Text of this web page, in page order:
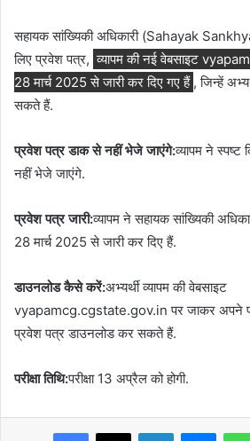
सहायक सांख्यिकी अधिकारी (Sahayak
लिए प्रवेश पत्र, व्यापम की नई वेबसाइट
28 मार्च 2025 से जारी कर दिए गए हैं , जिन्हें
सकते हैं.
प्रवेश पत्र डाक से नहीं भेजे जाएंगे:व्यापम ने स्पष्ट
नहीं भेजे जाएंगे.
प्रवेश पत्र जारी:व्यापम ने सहायक सांख्यिकी
28 मार्च 2025 से जारी कर दिए हैं.
डाउनलोड कैसे करें:अभ्यर्थी व्यापम की वेबसाइट
vyapamcg.cgstate.gov.in पर जाकर अपने
प्रवेश पत्र डाउनलोड कर सकते हैं.
परीक्षा तिथि:परीक्षा 13 अप्रैल को होगी.
Facebook
X LinkedIn